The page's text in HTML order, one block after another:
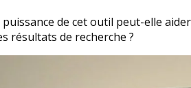
puissance de cet outil peut-elle
résultats de recherche ?